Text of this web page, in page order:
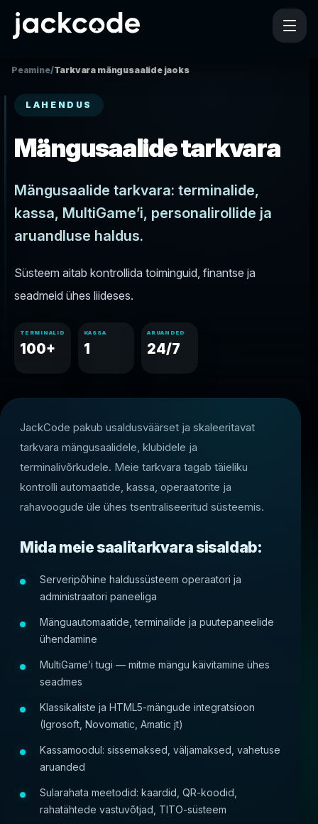
Peamine/Tarkvara mängusaalide jaoks
LAHENDUS
Mängusaalide tarkvara
Mängusaalide tarkvara: terminalide,
kassa, MultiGame’i, personalirollide ja
aruandluse haldus.
Süsteem aitab kontrollida toiminguid, finantse ja
seadmeid ühes liideses.
TERMINALID
100+
KASSA
1
ARUANDED
24/7
JackCode pakub usaldusväärset ja skaleeritavat
tarkvara mängusaalidele, klubidele ja
terminalivõrkudele. Meie tarkvara tagab täieliku
kontrolli automaatide, kassa, operaatorite ja
rahavoogude üle ühes tsentraliseeritud süsteemis.
Mida meie saalitarkvara sisaldab:
Serveripõhine haldussüsteem operaatori ja
administraatori paneeliga
Mänguautomaatide, terminalide ja puutepaneelide
ühendamine
MultiGame’i tugi — mitme mängu käivitamine ühes
seadmes
Klassikaliste ja HTML5-mängude integratsioon
(Igrosoft, Novomatic, Amatic jt)
Kassamoodul: sissemaksed, väljamaksed, vahetuse
aruanded
Sularahata meetodid: kaardid, QR-koodid,
rahatähtede vastuvõtjad, TITO-süsteem